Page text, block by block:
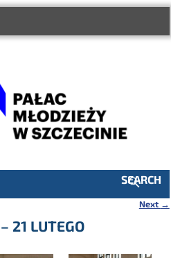
SEARCH
Next →
21 LUTEGO